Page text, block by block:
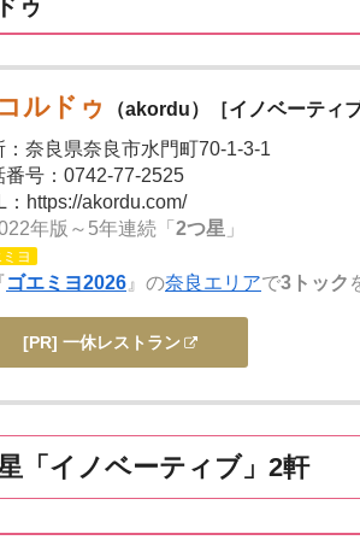
ゥ
ルドゥ （akordu）［イノベーティブ
：奈良県奈良市水門町70-1-3-1
番号：0742-77-2525
：https://akordu.com/
年版～5年連続「 2つ星 」
ヨ
ゴエミヨ2026 』の奈良エリアで3トック
[PR] 一休レストラン
「イノベーティブ」2軒